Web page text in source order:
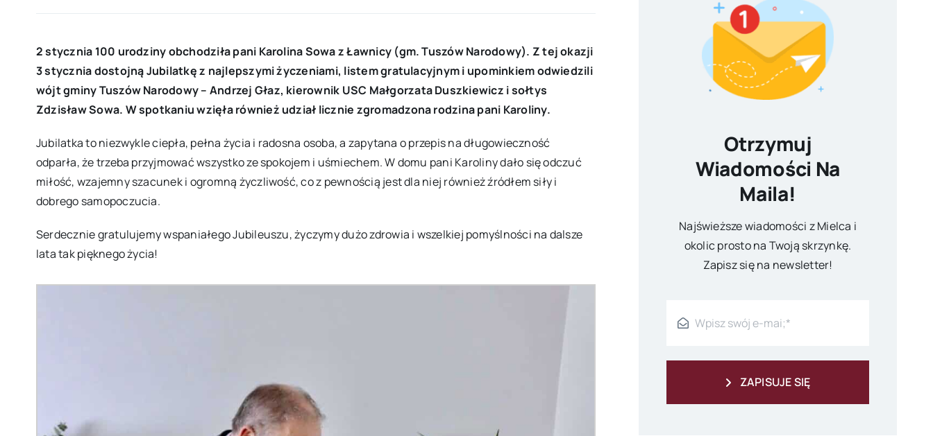
2 stycznia 100 urodziny obchodziła pani Karolina Sowa z Ławnicy (gm. Tuszów Narodowy). Z tej okazji
3 stycznia dostojną Jubilatkę z najlepszymi życzeniami, listem gratulacyjnym i upominkiem odwiedzili
wójt gminy Tuszów Narodowy – Andrzej Głaz, kierownik USC Małgorzata Duszkiewicz i sołtys
Zdzisław Sowa. W spotkaniu wzięła również udział licznie zgromadzona rodzina pani Karoliny.
Jubilatka to niezwykle ciepła, pełna życia i radosna osoba, a zapytana o przepis na długowieczność
odparła, że trzeba przyjmować wszystko ze spokojem i uśmiechem. W domu pani Karoliny dało się odczuć
miłość, wzajemny szacunek i ogromną życzliwość, co z pewnością jest dla niej również źródłem siły i
dobrego samopoczucia.
Serdecznie gratulujemy wspaniałego Jubileuszu, życzymy dużo zdrowia i wszelkiej pomyślności na dalsze
lata tak pięknego życia!
Otrzymuj
Wiadomości Na
Maila!
Najświeższe wiadomości z Mielca i
okolic prosto na Twoją skrzynkę.
Zapisz się na newsletter!
ZAPISUJE SIĘ